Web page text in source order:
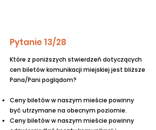
Pytanie 13/28
Które z poniższych stwierdzeń dotyczących
cen biletów komunikacji miejskiej jest bliższe
Pana/Pani poglądom?
Ceny biletów w naszym mieście powinny
być utrzymane na obecnym poziomie.
Ceny biletów w naszym mieście powinny